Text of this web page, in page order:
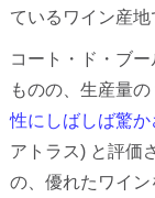
ているワイン産地
コート・ド・ブ
ものの、生産量の
性にしばしば驚か
アトラス) と評価
の、優れたワイン